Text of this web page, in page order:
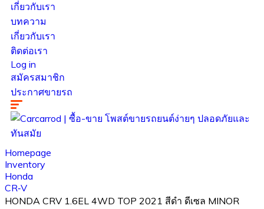
เกี่ยวกับเรา
บทความ
เกี่ยวกับเรา
ติดต่อเรา
Log in
สมัครสมาชิก
ประกาศขายรถ
Homepage
Inventory
Honda
CR‑V
HONDA CRV 1.6EL 4WD TOP 2021 สีดำ ดีเซล MINOR